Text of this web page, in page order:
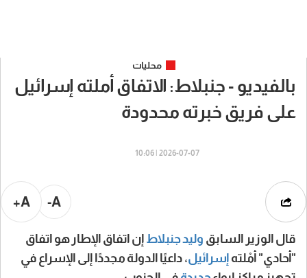
محليات
بالفيديو - جنبلاط: الاتفاق أملته إسرائيل
على فريق خبرته محدودة
2026-07-07 | 10:06
A-
A+
قال الوزير السابق وليد جنبلاط إن اتفاق الإطار هو اتفاق
"أحادي" أمْلته إسرائيل، داعيًا الدولة مجددًا إلى الإسراع في